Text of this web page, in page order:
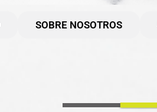
SOBRE NOSOTROS